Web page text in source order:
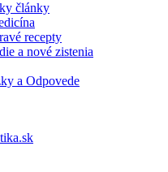
články
recepty
a nové zistenia
a Odpovede